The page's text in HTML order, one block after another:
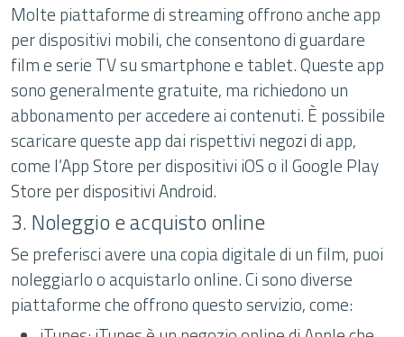
Molte piattaforme di streaming offrono anche app
per dispositivi mobili, che consentono di guardare
film e serie TV su smartphone e tablet. Queste app
sono generalmente gratuite, ma richiedono un
abbonamento per accedere ai contenuti. È possibile
scaricare queste app dai rispettivi negozi di app,
come l’App Store per dispositivi iOS o il Google Play
Store per dispositivi Android.
3. Noleggio e acquisto online
Se preferisci avere una copia digitale di un film, puoi
noleggiarlo o acquistarlo online. Ci sono diverse
piattaforme che offrono questo servizio, come: